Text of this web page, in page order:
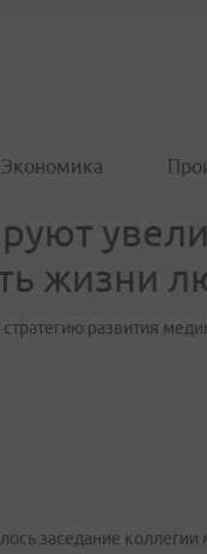
Экономика
жизни
развития
заседание коллегии